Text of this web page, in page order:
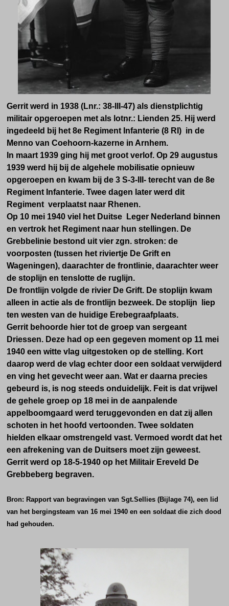
Gerrit werd in 1938 (Lnr.: 38-III-47) als dienstplichtig
militair opgeroepen met als lotnr.: Lienden 25. Hij werd
ingedeeld bij het 8e Regiment Infanterie (8 RI) in de
Menno van Coehoorn-kazerne in Arnhem.
In maart 1939 ging hij met groot verlof. Op 29 augustus
1939 werd hij bij de algehele mobilisatie opnieuw
opgeroepen en kwam bij de 3 S-3-III- terecht van de 8e
Regiment Infanterie. Twee dagen later werd dit
Regiment verplaatst naar Rhenen.
Op 10 mei 1940 viel het Duitse Leger Nederland binnen
en vertrok het Regiment naar hun stellingen. De
Grebbelinie bestond uit vier zgn. stroken: de
voorposten (tussen het riviertje De Grift en
Wageningen), daarachter de frontlinie, daarachter weer
de stoplijn en tenslotte de ruglijn.
De frontlijn volgde de rivier De Grift. De stoplijn kwam
alleen in actie als de frontlijn bezweek. De stoplijn liep
ten westen van de huidige Erebegraafplaats.
Gerrit behoorde hier tot de groep van sergeant
Driessen. Deze had op een gegeven moment op 11 mei
1940 een witte vlag uitgestoken op de stelling. Kort
daarop werd de vlag echter door een soldaat verwijderd
en ving het gevecht weer aan. Wat er daarna precies
gebeurd is, is nog steeds onduidelijk. Feit is dat vrijwel
de gehele groep op 18 mei in de aanpalende
appelboomgaard werd teruggevonden en dat zij allen
schoten in het hoofd vertoonden. Twee soldaten
hielden elkaar omstrengeld vast. Vermoed wordt dat het
een afrekening van de Duitsers moet zijn geweest.
Gerrit werd op 18-5-1940 op het Militair Ereveld De
Grebbeberg begraven.
Bron: Rapport van begravingen van Sgt.Sellies (Bijlage 74), een lid
van het bergingsteam van 16 mei 1940 en een soldaat die zich dood
had gehouden.